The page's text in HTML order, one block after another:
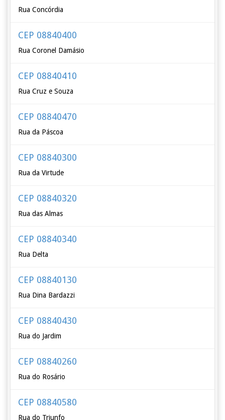
Rua Concórdia
CEP 08840400
Rua Coronel Damásio
CEP 08840410
Rua Cruz e Souza
CEP 08840470
Rua da Páscoa
CEP 08840300
Rua da Virtude
CEP 08840320
Rua das Almas
CEP 08840340
Rua Delta
CEP 08840130
Rua Dina Bardazzi
CEP 08840430
Rua do Jardim
CEP 08840260
Rua do Rosário
CEP 08840580
Rua do Triunfo